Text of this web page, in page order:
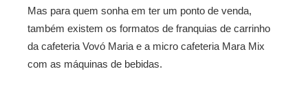
Mas para quem sonha em ter um ponto de venda,
também existem os formatos de franquias de carrinho
da cafeteria Vovó Maria e a micro cafeteria Mara Mix
com as máquinas de bebidas.